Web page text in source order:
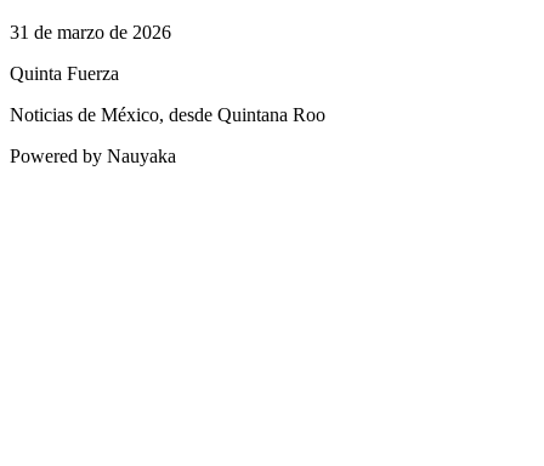
31 de marzo de 2026
Quinta Fuerza
Noticias de México, desde Quintana Roo
Powered by Nauyaka